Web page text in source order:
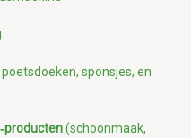
poetsdoeken, sponsjes, en
(schoonmaak,